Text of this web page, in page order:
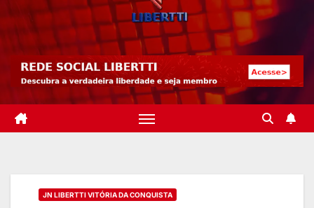
JN LIBERTTI VITÓRIA DA CONQUISTA